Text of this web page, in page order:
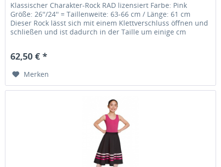
Klassischer Charakter-Rock RAD lizensiert Farbe: Pink
Größe: 26''/24'' = Taillenweite: 63-66 cm / Länge: 61 cm
Dieser Rock lässt sich mit einem Klettverschluss öffnen und
schließen und ist dadurch in der Taille um einige cm
62,50 € *
Merken